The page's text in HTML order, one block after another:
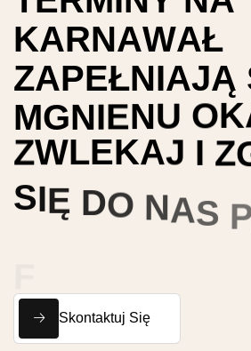
KARNAWAŁ
ZAPEŁNIAJĄ
MGNIENU OK
ZWLEKAJ I Z
SIĘ DO N A S P
ARZ
Skontaktuj Się